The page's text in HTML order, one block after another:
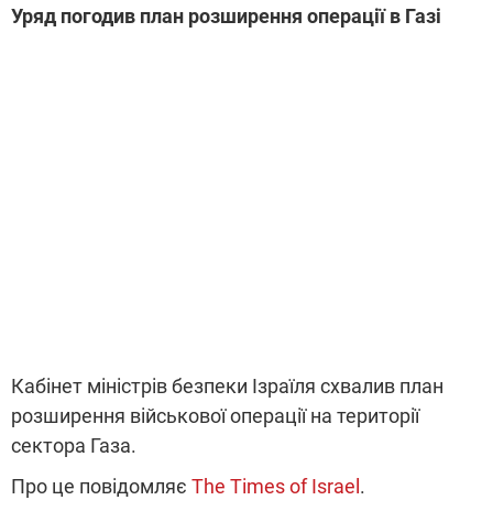
Уряд погодив план розширення операції в Газі
Кабінет міністрів безпеки Ізраїля схвалив план
розширення військової операції на території
сектора Газа.
Про це повідомляє The Times of Israel.